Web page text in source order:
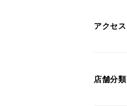
アクセス
店舗分類